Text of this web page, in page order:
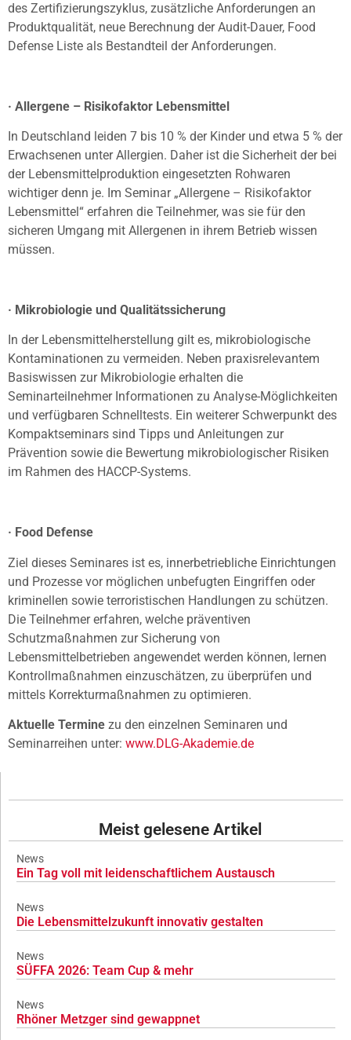
des Zertifizierungszyklus, zusätzliche Anforderungen an
Produktqualität, neue Berechnung der Audit-Dauer, Food
Defense Liste als Bestandteil der Anforderungen.
· Allergene – Risikofaktor Lebensmittel
In Deutschland leiden 7 bis 10 % der Kinder und etwa 5 % der
Erwachsenen unter Allergien. Daher ist die Sicherheit der bei
der Lebensmittelproduktion eingesetzten Rohwaren
wichtiger denn je. Im Seminar „Allergene – Risikofaktor
Lebensmittel“ erfahren die Teilnehmer, was sie für den
sicheren Umgang mit Allergenen in ihrem Betrieb wissen
müssen.
· Mikrobiologie und Qualitätssicherung
In der Lebensmittelherstellung gilt es, mikrobiologische
Kontaminationen zu vermeiden. Neben praxisrelevantem
Basiswissen zur Mikrobiologie erhalten die
Seminarteilnehmer Informationen zu Analyse-Möglichkeiten
und verfügbaren Schnelltests. Ein weiterer Schwerpunkt des
Kompaktseminars sind Tipps und Anleitungen zur
Prävention sowie die Bewertung mikrobiologischer Risiken
im Rahmen des HACCP-Systems.
· Food Defense
Ziel dieses Seminares ist es, innerbetriebliche Einrichtungen
und Prozesse vor möglichen unbefugten Eingriffen oder
kriminellen sowie terroristischen Handlungen zu schützen.
Die Teilnehmer erfahren, welche präventiven
Schutzmaßnahmen zur Sicherung von
Lebensmittelbetrieben angewendet werden können, lernen
Kontrollmaßnahmen einzuschätzen, zu überprüfen und
mittels Korrekturmaßnahmen zu optimieren.
Aktuelle Termine zu den einzelnen Seminaren und
Seminarreihen unter: www.DLG-Akademie.de
Meist gelesene Artikel
News
Ein Tag voll mit leidenschaftlichem Austausch
News
Die Lebensmittelzukunft innovativ gestalten
News
SÜFFA 2026: Team Cup & mehr
News
Rhöner Metzger sind gewappnet